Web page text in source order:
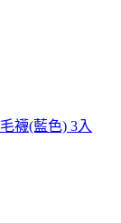
襪(藍色) 3入